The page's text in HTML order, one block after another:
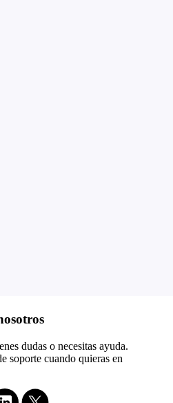
dudas o necesitas ayuda.
soporte cuando quieras en